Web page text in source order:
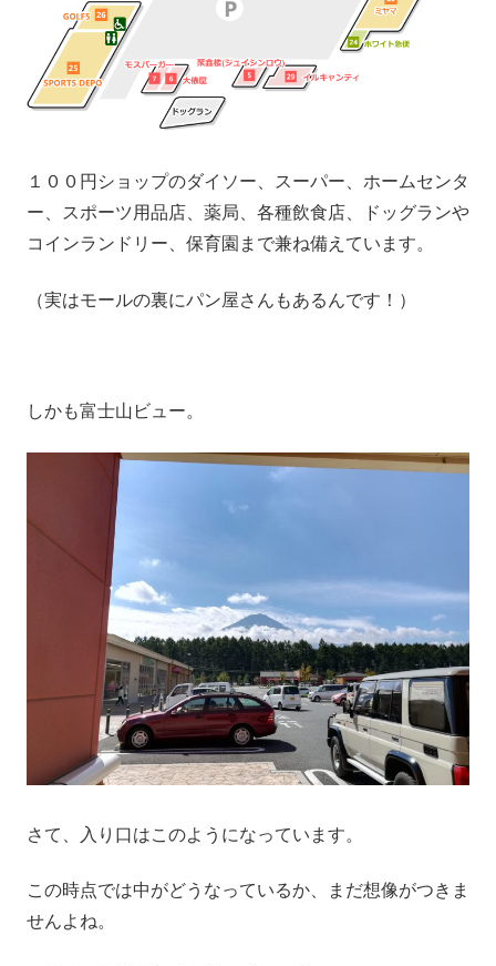
１００円ショップのダイソー、スーパー、ホームセンタ
ー、スポーツ用品店、薬局、各種飲食店、ドッグランや
コインランドリー、保育園まで兼ね備えています。
（実はモールの裏にパン屋さんもあるんです！）
しかも富士山ビュー。
さて、入り口はこのようになっています。
この時点では中がどうなっているか、まだ想像がつきま
せんよね。